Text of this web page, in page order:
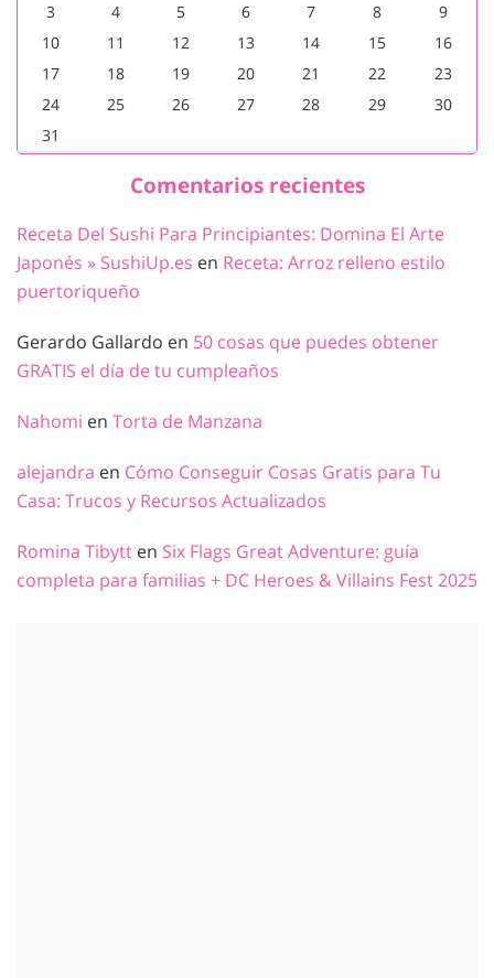
3
4 5 6 7 8
9
10
11 12 13 14 15
16
17
18 19 20 21 22
23
24
25 26 27 28 29
30
31
Comentarios recientes
Receta Del Sushi Para Principiantes: Domina El Arte
Japonés » SushiUp.es en Receta: Arroz relleno estilo
puertoriqueño
Gerardo Gallardo en 50 cosas que puedes obtener
GRATIS el día de tu cumpleaños
Nahomi en Torta de Manzana
alejandra en Cómo Conseguir Cosas Gratis para Tu
Casa: Trucos y Recursos Actualizados
Romina Tibytt en Six Flags Great Adventure: guía
completa para familias + DC Heroes & Villains Fest 2025